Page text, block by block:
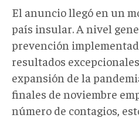
El anuncio llegó en un
país insular. A nivel
prevención
resultados
expansión de la
finales de noviembre
número de contagios,